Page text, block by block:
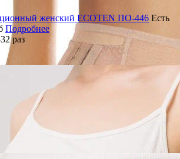
женский ECOTEN ПО-446 Есть
Подробнее
раз